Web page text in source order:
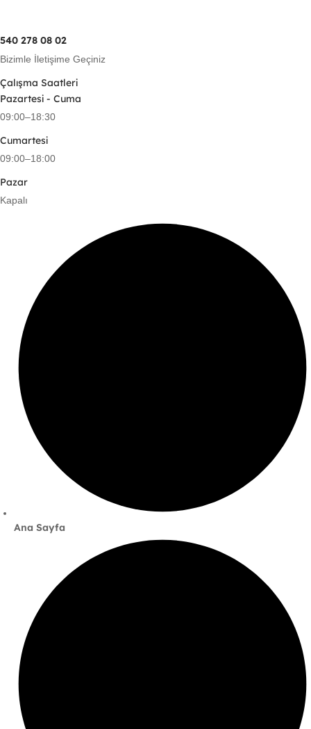
540 278 08 02
Bizimle İletişime Geçiniz
Çalışma Saatleri
Pazartesi - Cuma
09:00–18:30
Cumartesi
09:00–18:00
Pazar
Kapalı
Ana Sayfa